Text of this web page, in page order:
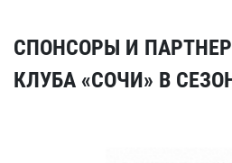
СПОНСОРЫ И
КЛУБА «СОЧИ» В